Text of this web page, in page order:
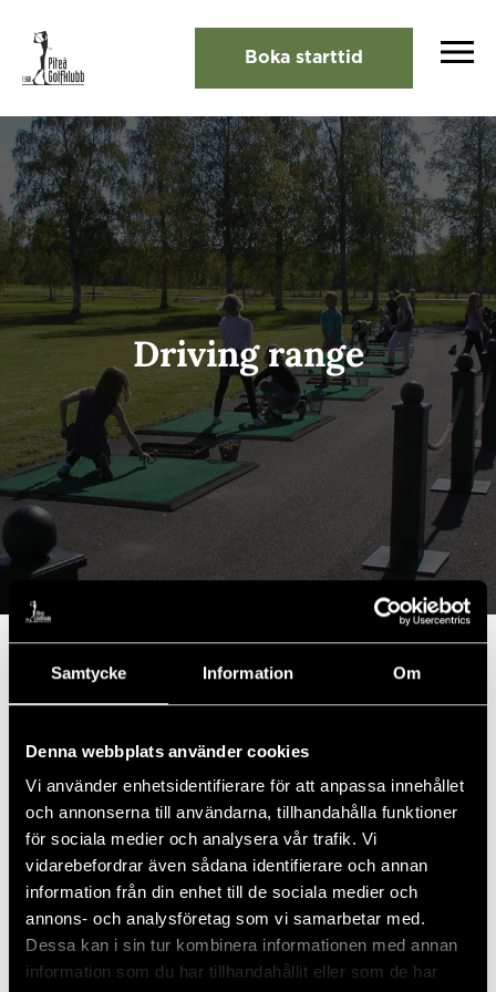
Samtycke Information Om
Denna webbplats använder cookies
Vi använder enhetsidentifierare för att anpassa innehållet
och annonserna till användarna, tillhandahålla funktioner
för sociala medier och analysera vår trafik. Vi
vidarebefordrar även sådana identifierare och annan
information från din enhet till de sociala medier och
annons- och analysföretag som vi samarbetar med.
Dessa kan i sin tur kombinera informationen med annan
information som du har tillhandahållit eller som de har
Boka starttid
Driving range
Mellan hål 1 och 18 ligger Piteå Golfklubbs 230
meter och längdmarkeringar finns vid 50, 100, 150
och 200 meter. På utvalda ställen finns även
greener och korgar att sikta på.
I bollmaskinerna kan du använda:
Poletter (köper du i kansliet eller shopen för 30
SEK/st)